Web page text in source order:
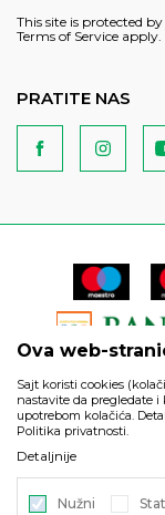
This site is protected
Terms of Service apply.
PRATITE NAS
artikli prikazani na
da
Ova web-
Sajt koristi cookies
nastavite da pregledate
upotrebom kolačića.
Politika privatnosti.
Detaljnije
Nužni